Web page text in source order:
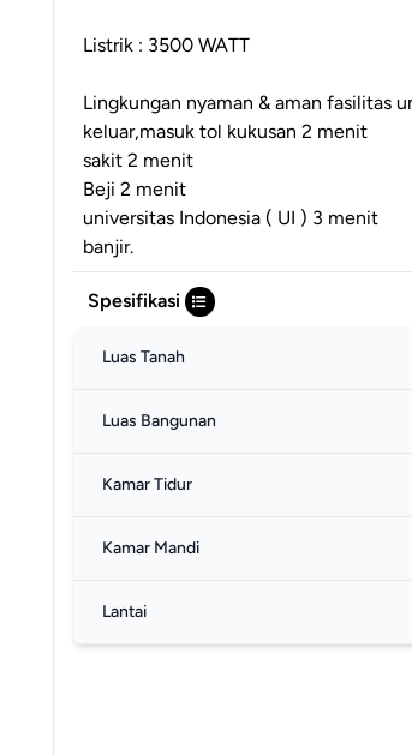
Listrik : 3500 WATT
Lingkungan nyaman & aman fasilitas
keluar,masuk tol kukusan 2 menit
sakit 2 menit
Beji 2 menit
universitas Indonesia ( UI ) 3 menit
banjir.
Spesifikasi
Luas Tanah
Luas Bangunan
Kamar Tidur
Kamar Mandi
Lantai